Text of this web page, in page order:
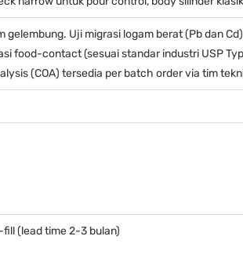
Uji migrasi logam berat (Pb dan
food-contact (sesuai standar industri USP
(COA) tersedia per batch order via tim
(lead time 2-3 bulan)